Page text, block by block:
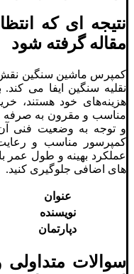
نتیجه ای که
مقاله گرفته شود
کمپرس ماشین سنگین نقش
نقلیه سنگین ایفا می‌
هزینه‌های خود هستند،
مناسب و مقرون به صرفه
و توجه به وضعیت فنی آن
کمپرسور مناسب و رعایت
عملکرد بهینه و طول عمر
های اضافی جلوگیری کنید.
عنوان
نویسنده
دپارتمان
سوالات